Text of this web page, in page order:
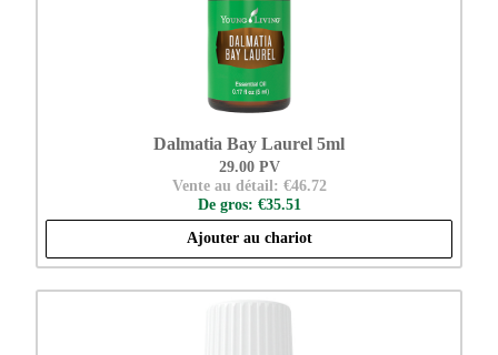
Dalmatia Bay Laurel 5ml
29.00 PV
Vente au détail: €46.72
De gros: €35.51
Ajouter au chariot